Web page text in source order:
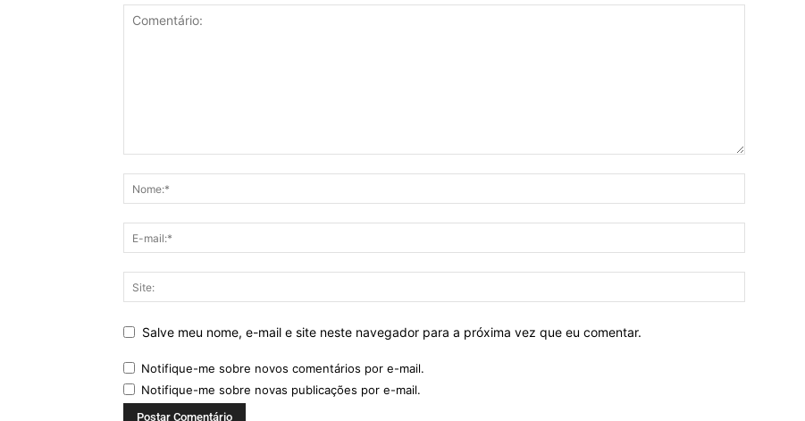
Salve meu nome, e-mail e site neste navegador para a próxima vez que eu comentar.
Notifique-me sobre novos comentários por e-mail.
Notifique-me sobre novas publicações por e-mail.